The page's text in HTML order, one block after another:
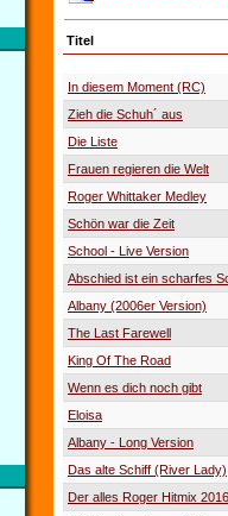
Titel
In diesem Moment (RC)
Zieh die Schuh´ aus
Die Liste
Frauen regieren die Welt
Roger Whittaker Medley
Schön war die Zeit
School - Live Version
Abschied ist ein scharfes
Albany (2006er Version)
The Last Farewell
King Of The Road
Wenn es dich noch gibt
Eloisa
Albany - Long Version
Das alte Schiff (River Lady)
Der alles Roger Hitmix 2016